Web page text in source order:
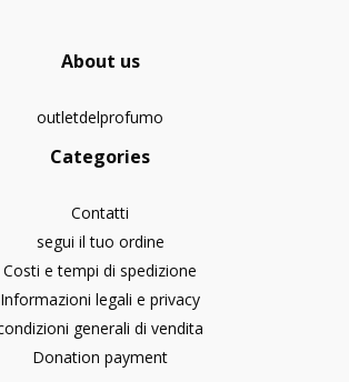
About us
outletdelprofumo
Categories
Contatti
segui il tuo ordine
Costi e tempi di spedizione
Informazioni legali e privacy
generali di vendita
Donation payment